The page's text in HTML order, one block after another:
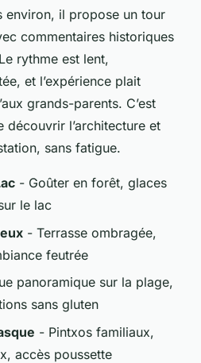
environ, il propose un tour
commentaires historiques
rythme est lent,
et l’expérience plait
grands-parents. C’est
découvrir l’architecture et
sans fatigue.
- Goûter en forêt, glaces
le lac
- Terrasse ombragée,
feutrée
panoramique sur la plage,
sans gluten
- Pintxos familiaux,
accès poussette